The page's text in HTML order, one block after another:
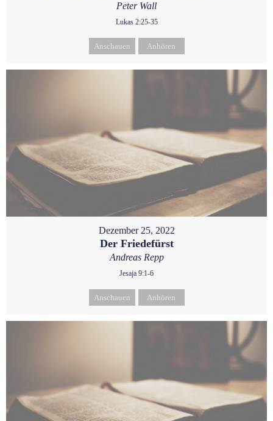
Peter Wall
Lukas 2:25-35
Anschauen Anhören
Dezember 25, 2022
Der Friedefürst
Andreas Repp
Jesaja 9:1-6
Anschauen Anhören